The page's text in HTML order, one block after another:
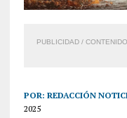
PUBLICIDAD /
POR: REDACCIÓN
2025